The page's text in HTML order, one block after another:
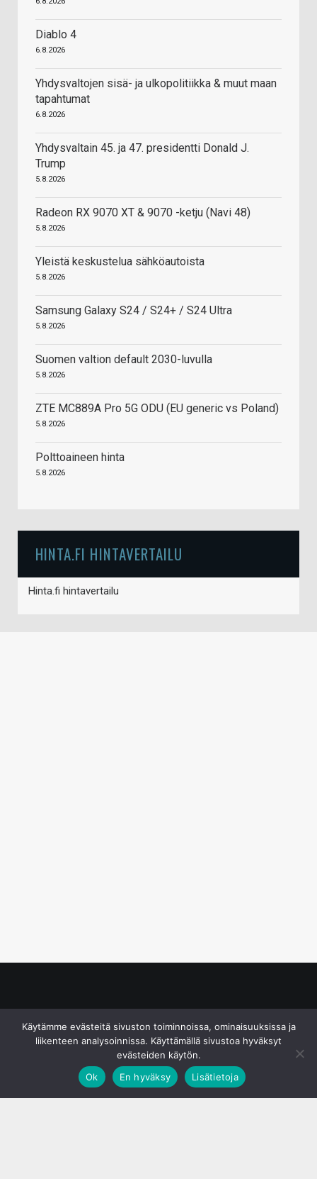
Diablo 4
6.8.2026
Yhdysvaltojen sisä- ja ulkopolitiikka & muut maan
tapahtumat
6.8.2026
Yhdysvaltain 45. ja 47. presidentti Donald J.
Trump
5.8.2026
Radeon RX 9070 XT & 9070 -ketju (Navi 48)
5.8.2026
Yleistä keskustelua sähköautoista
5.8.2026
Samsung Galaxy S24 / S24+ / S24 Ultra
5.8.2026
Suomen valtion default 2030-luvulla
5.8.2026
ZTE MC889A Pro 5G ODU (EU generic vs Poland)
5.8.2026
Polttoaineen hinta
5.8.2026
HINTA.FI HINTAVERTAILU
Hinta.fi hintavertailu
Käytämme evästeitä sivuston toiminnoissa, ominaisuuksissa ja
liikenteen analysoinnissa. Käyttämällä sivustoa hyväksyt
evästeiden käytön.
Ok
En hyväksy Lisätietoja